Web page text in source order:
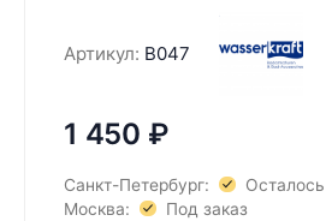
Артикул: B047
1 450 ₽
Санкт-Петербург:
Москва:
Под заказ